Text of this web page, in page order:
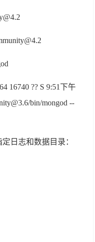
16740 ?? S 9:51下午
bin/mongod --
日志和数据目录：